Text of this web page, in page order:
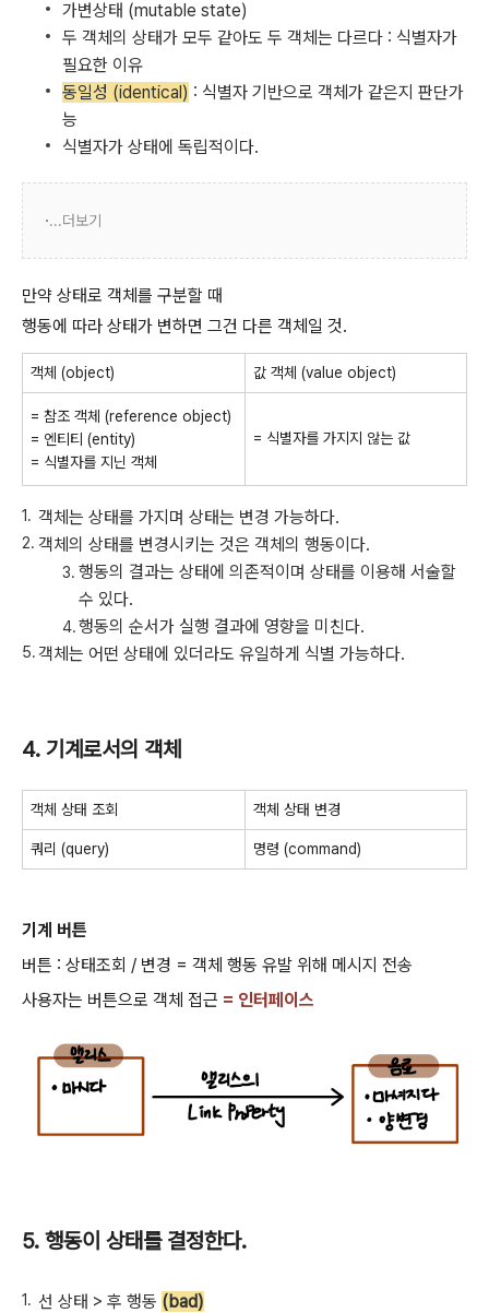
가변상태 (mutable state)
두 객체의 상태가 모두 같아도 두 객체는 다르다 : 식별자가
필요한 이유
동일성 (identical) : 식별자 기반으로 객체가 같은지 판단가
능
식별자가 상태에 독립적이다.
...더보기
만약 상태로 객체를 구분할 때
행동에 따라 상태가 변하면 그건 다른 객체일 것.
객체 (object) 값 객체 (value object)
= 참조 객체 (reference object)
= 엔티티 (entity)
= 식별자를 지닌 객체
= 식별자를 가지지 않는 값
객체는 상태를 가지며 상태는 변경 가능하다.
객체의 상태를 변경시키는 것은 객체의 행동이다.
행동의 결과는 상태에 의존적이며 상태를 이용해 서술할
수 있다.
행동의 순서가 실행 결과에 영향을 미친다.
객체는 어떤 상태에 있더라도 유일하게 식별 가능하다.
4. 기계로서의 객체
객체 상태 조회 객체 상태 변경
쿼리 (query) 명령 (command)
기계 버튼
버튼 : 상태조회 / 변경 = 객체 행동 유발 위해 메시지 전송
사용자는 버튼으로 객체 접근 = 인터페이스
5. 행동이 상태를 결정한다.
선 상태 > 후 행동 (bad)